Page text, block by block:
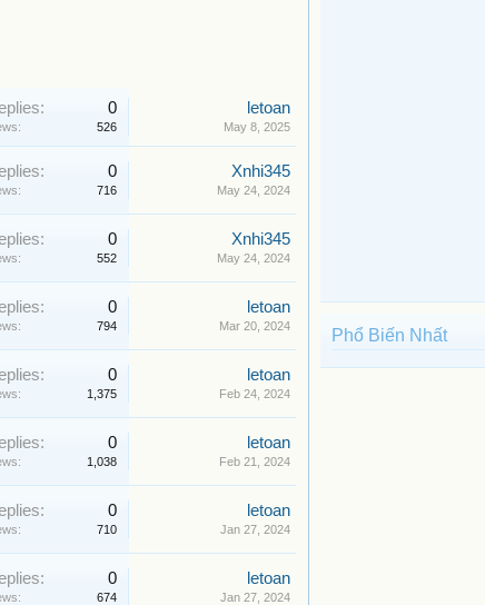
0
526
letoan
May 8, 2025
0
716
Xnhi345
May 24, 2024
0
552
Xnhi345
May 24, 2024
0
794
letoan
Mar 20, 2024
0
1,375
letoan
Feb 24, 2024
0
1,038
letoan
Feb 21, 2024
0
710
letoan
Jan 27, 2024
0
674
letoan
Jan 27, 2024
Phổ Biến Nhất